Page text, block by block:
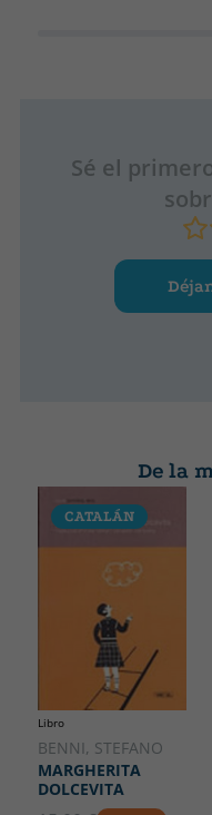
Sé el
De la
CATALÁN
Libro
BENNI, STEFANO
MARGHERITA
DOLCEVITA